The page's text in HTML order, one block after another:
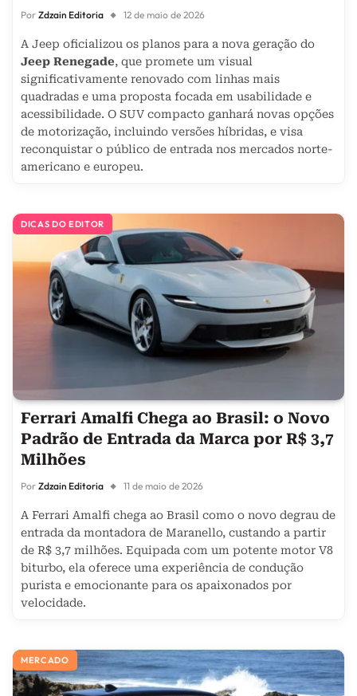
Por Zdzain Editoria 12 de maio de 2026
A Jeep oficializou os planos para a nova geração do
Jeep Renegade, que promete um visual
significativamente renovado com linhas mais
quadradas e uma proposta focada em usabilidade e
acessibilidade. O SUV compacto ganhará novas opções
de motorização, incluindo versões híbridas, e visa
reconquistar o público de entrada nos mercados norte-
americano e europeu.
DICAS DO EDITOR
Ferrari Amalfi Chega ao Brasil: o Novo
Padrão de Entrada da Marca por R$ 3,7
Milhões
Por Zdzain Editoria 11 de maio de 2026
A Ferrari Amalfi chega ao Brasil como o novo degrau de
entrada da montadora de Maranello, custando a partir
de R$ 3,7 milhões. Equipada com um potente motor V8
biturbo, ela oferece uma experiência de condução
purista e emocionante para os apaixonados por
velocidade.
MERCADO